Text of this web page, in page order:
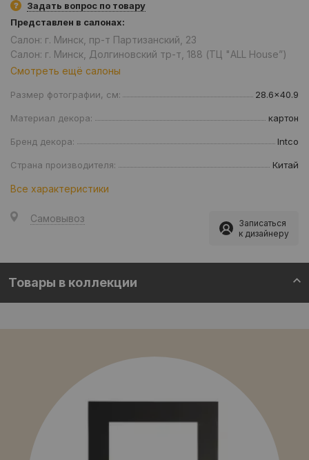
Задать вопрос по товару
Представлен в салонах:
Салон: г. Минск, пр-т Партизанский, 23
Салон: г. Минск, Долгиновский тр-т, 188 (ТЦ "ALL House”)
Смотреть ещё салоны
Размер фотографии, см: 28.6x40.9
Материал декора: картон
Бренд декора: Intco
Страна производителя: Китай
Все характеристики
Самовывоз
Записаться
к дизайнеру
Товары в коллекции